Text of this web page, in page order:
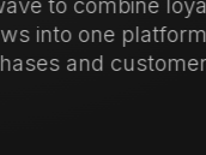
repeat